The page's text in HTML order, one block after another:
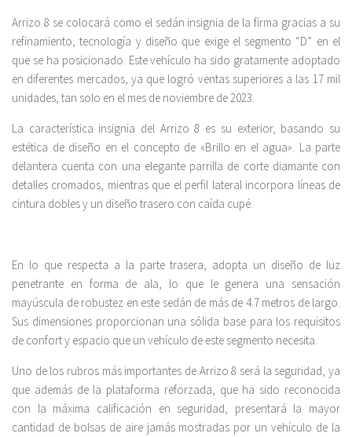
Arrizo 8 se colocará como el sedán insignia de la firma gracias a su
refinamiento, tecnología y diseño que exige el segmento “D” en el
que se ha posicionado. Este vehículo ha sido gratamente adoptado
en diferentes mercados, ya que logró ventas superiores a las 17 mil
unidades, tan solo en el mes de noviembre de 2023.
La característica insignia del Arrizo 8 es su exterior, basando su
estética de diseño en el concepto de «Brillo en el agua». La parte
delantera cuenta con una elegante parrilla de corte diamante con
detalles cromados, mientras que el perfil lateral incorpora líneas de
cintura dobles y un diseño trasero con caída cupé.
En lo que respecta a la parte trasera, adopta un diseño de luz
penetrante en forma de ala, lo que le genera una sensación
mayúscula de robustez en este sedán de más de 4.7 metros de largo.
Sus dimensiones proporcionan una sólida base para los requisitos
de confort y espacio que un vehículo de este segmento necesita.
Uno de los rubros más importantes de Arrizo 8 será la seguridad, ya
que además de la plataforma reforzada, que ha sido reconocida
con la máxima calificación en seguridad, presentará la mayor
cantidad de bolsas de aire jamás mostradas por un vehículo de la